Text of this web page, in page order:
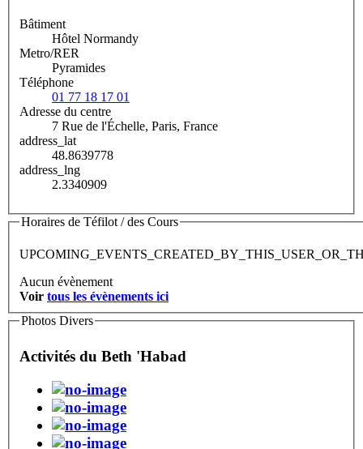
Bâtiment
Hôtel Normandy
Metro/RER
Pyramides
Téléphone
01 77 18 17 01
Adresse du centre
7 Rue de l'Échelle, Paris, France
address_lat
48.8639778
address_lng
2.3340909
Horaires de Téfilot / des Cours
Aucun évènement
Voir tous les évènements ici
Photos Divers
Activités du Beth 'Habad